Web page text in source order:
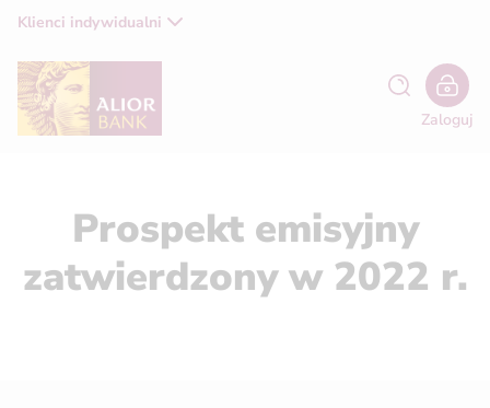
Klienci indywidualni
Zaloguj
Prospekt emisyjny
zatwierdzony w 2022 r.